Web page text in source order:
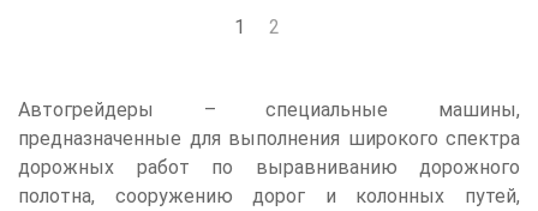
1 2
Автогрейдеры – специальные машины,
предназначенные для выполнения широкого спектра
дорожных работ по выравниванию дорожного
полотна, сооружению дорог и колонных путей,